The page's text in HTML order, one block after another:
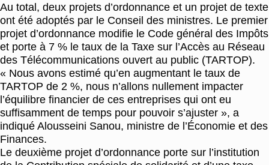
Au total, deux projets d’ordonnance et un projet de texte
ont été adoptés par le Conseil des ministres. Le premier
projet d’ordonnance modifie le Code général des Impôts
et porte à 7 % le taux de la Taxe sur l’Accès au Réseau
des Télécommunications ouvert au public (TARTOP).
« Nous avons estimé qu’en augmentant le taux de
TARTOP de 2 %, nous n’allons nullement impacter
l’équilibre financier de ces entreprises qui ont eu
suffisamment de temps pour pouvoir s’ajuster », a
indiqué Alousseini Sanou, ministre de l’Économie et des
Finances.
Le deuxième projet d’ordonnance porte sur l’institution